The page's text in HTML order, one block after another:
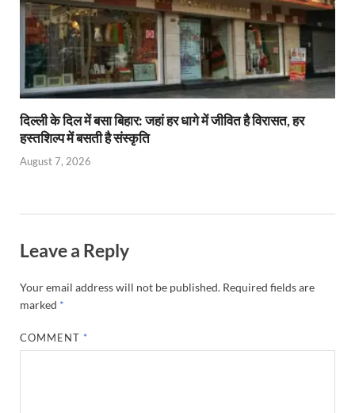
दिल्ली के दिल में बसा बिहार: जहां हर धागे में जीवित है विरासत, हर
हस्तशिल्प में बसती है संस्कृति
August 7, 2026
Leave a Reply
Your email address will not be published. Required fields are
marked *
COMMENT *